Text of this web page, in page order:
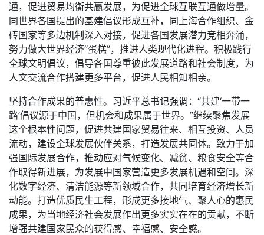
通，促进贸易均衡共赢发展，为促进全球互联互通做增量。
同世界各国提出的基建倡议形成互补，同上海合作组织、金
砖国家等多边机制深入对接，促进各国发展潜力竞相奔涌，
努力做大世界经济“蛋糕”，推进人类现代化进程。积极践行
全球文明倡议，倡导各国尊重彼此发展道路和社会制度，为
人文交流合作搭建更多平台，促进人民相知相亲。
坚持合作成果的普惠性。习近平总书记强调：“共建‘一带一
路’倡议源于中国，但机会和成果属于世界。”继续聚焦发展
这个根本性问题，促进共建国家贸易往来、相互投资、人员
流动，建设全球发展伙伴关系，打造发展共同体。致力于加
强国际发展合作，推动应对气候变化、减贫、粮食安全等合
作取得新进展，为发展中国家营造更多发展机遇和空间。深
化数字经济、清洁能源等新领域合作，共同培育经济增长新
动能。打造优质民生工程，形成更多接地气、聚人心的惠民
成果，为当地经济社会发展作出更多实实在在的贡献，不断
增强共建国家民众的获得感、幸福感、安全感。